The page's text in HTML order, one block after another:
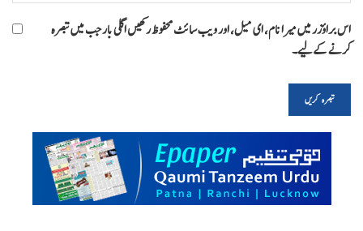
اس براؤزر میں میرا نام، ای میل، اور ویب سائٹ محفوظ رکھیں اگلی بار جب میں تبصرہ
کرنے کےلیے۔